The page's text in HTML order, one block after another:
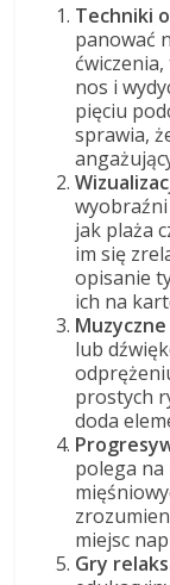
Techniki
panować
nos i
pięciu
sprawia,
jak plaża
im się
opisanie
ich na
lub
prostych
doda
polega
miejsc
Gry